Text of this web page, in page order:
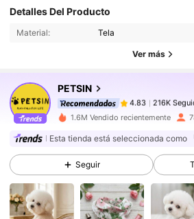
Detalles Del Producto
Material: Tela
Ver más
PETSIN
t***a pagóHace
4.83 216K
4.83 216K
1.6M Vendido recientemente
Esta tienda está seleccionada como
Seguir